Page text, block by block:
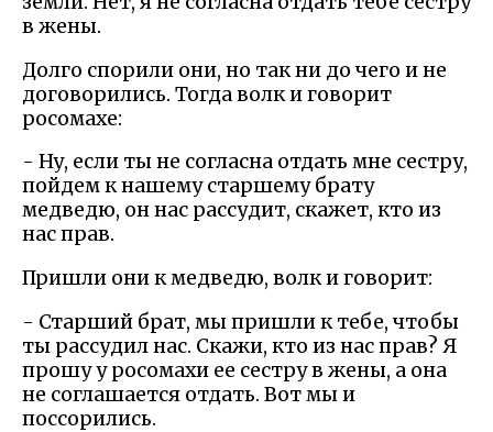
в жены.
Долго спорили они, но так ни до чего и не
договорились. Тогда волк и говорит
росомахе:
- Ну, если ты не согласна отдать мне сестру,
пойдем к нашему старшему брату
медведю, он нас рассудит, скажет, кто из
нас прав.
Пришли они к медведю, волк и говорит:
- Старший брат, мы пришли к тебе, чтобы
ты рассудил нас. Скажи, кто из нас прав? Я
прошу у росомахи ее сестру в жены, а она
не соглашается отдать. Вот мы и
поссорились.